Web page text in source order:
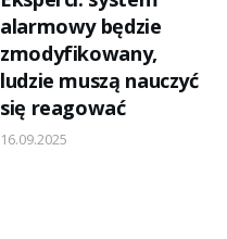
alarmowy będzie
zmodyfikowany,
ludzie muszą nauczyć
się reagować
16.09.2025